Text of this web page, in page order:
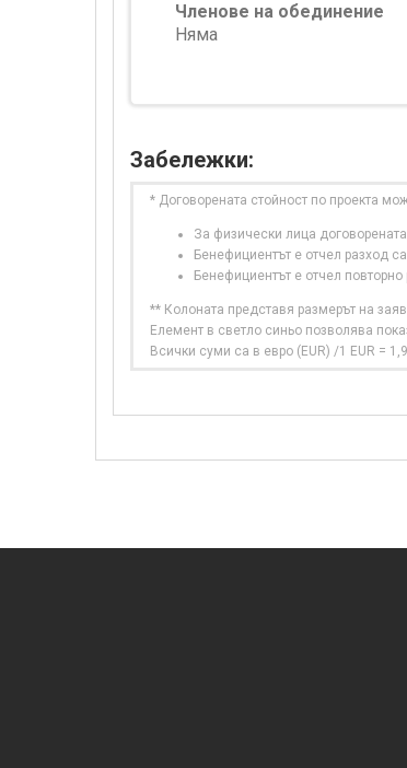
Членове на обединение
Няма
Забележки:
* Договорената стойност по проекта
За физически лица
Бенефициентът е отчел разход
Бенефициентът е отчел
** Колоната представя размерът на
Елемент в светло синьо позволява
Всички суми са в евро (EUR) /1 EUR =